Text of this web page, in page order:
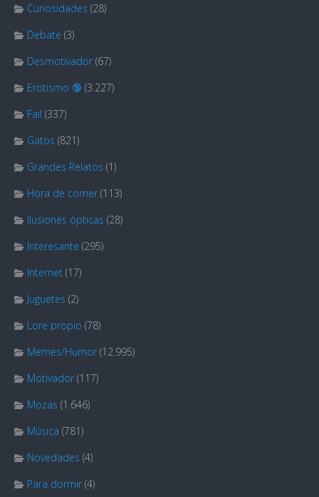
Curiosidades (28)
Debate (3)
Desmotivador (67)
Erotismo 🔞 (3.227)
Fail (337)
Gatos (821)
Grandes Relatos (1)
Hora de comer (113)
Ilusiones ópticas (28)
Interesante (295)
Internet (17)
Juguetes (2)
Lore propio (78)
Memes/Humor (12.995)
Motivador (117)
Mozas (1.646)
Música (781)
Novedades (4)
Para dormir (4)